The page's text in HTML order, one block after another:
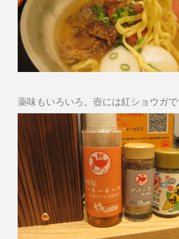
薬味もいろいろ。壺には紅ショウガで